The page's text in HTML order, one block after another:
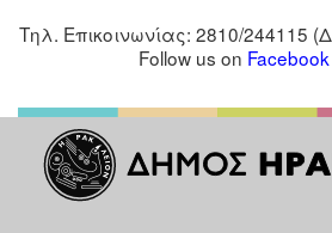
Τηλ. Επικοινωνίας: 2810/244115 (
Follow us on Facebook